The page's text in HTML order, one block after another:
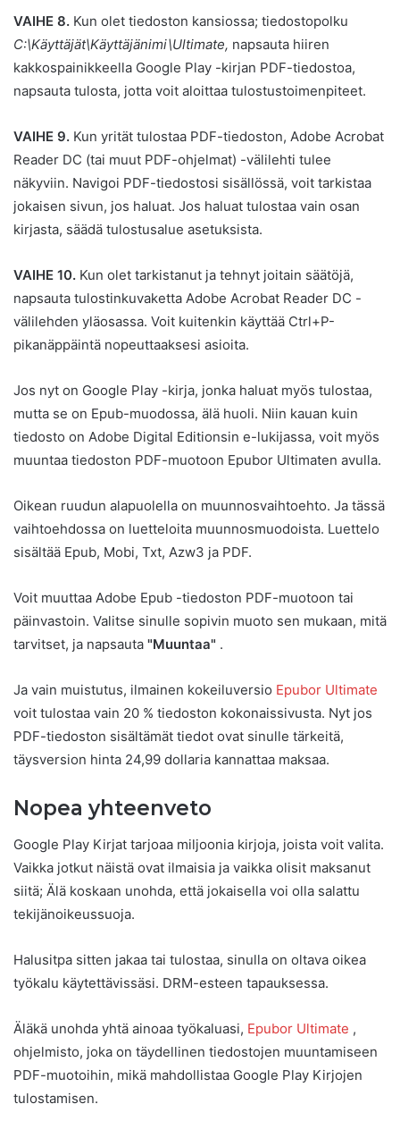
VAIHE 8. Kun olet tiedoston kansiossa; tiedostopolku
C:\Käyttäjät\Käyttäjänimi\Ultimate, napsauta hiiren
kakkospainikkeella Google Play -kirjan PDF-tiedostoa,
napsauta tulosta, jotta voit aloittaa tulostustoimenpiteet.
VAIHE 9. Kun yrität tulostaa PDF-tiedoston, Adobe Acrobat
Reader DC (tai muut PDF-ohjelmat) -välilehti tulee
näkyviin. Navigoi PDF-tiedostosi sisällössä, voit tarkistaa
jokaisen sivun, jos haluat. Jos haluat tulostaa vain osan
kirjasta, säädä tulostusalue asetuksista.
VAIHE 10. Kun olet tarkistanut ja tehnyt joitain säätöjä,
napsauta tulostinkuvaketta Adobe Acrobat Reader DC -
välilehden yläosassa. Voit kuitenkin käyttää Ctrl+P-
pikanäppäintä nopeuttaaksesi asioita.
Jos nyt on Google Play -kirja, jonka haluat myös tulostaa,
mutta se on Epub-muodossa, älä huoli. Niin kauan kuin
tiedosto on Adobe Digital Editionsin e-lukijassa, voit myös
muuntaa tiedoston PDF-muotoon Epubor Ultimaten avulla.
Oikean ruudun alapuolella on muunnosvaihtoehto. Ja tässä
vaihtoehdossa on luetteloita muunnosmuodoista. Luettelo
sisältää Epub, Mobi, Txt, Azw3 ja PDF.
Voit muuttaa Adobe Epub -tiedoston PDF-muotoon tai
päinvastoin. Valitse sinulle sopivin muoto sen mukaan, mitä
tarvitset, ja napsauta "Muuntaa" .
Ja vain muistutus, ilmainen kokeiluversio Epubor Ultimate
voit tulostaa vain 20 % tiedoston kokonaissivusta. Nyt jos
PDF-tiedoston sisältämät tiedot ovat sinulle tärkeitä,
täysversion hinta 24,99 dollaria kannattaa maksaa.
Nopea yhteenveto
Google Play Kirjat tarjoaa miljoonia kirjoja, joista voit valita.
Vaikka jotkut näistä ovat ilmaisia ​​ja vaikka olisit maksanut
siitä; Älä koskaan unohda, että jokaisella voi olla salattu
tekijänoikeussuoja.
Halusitpa sitten jakaa tai tulostaa, sinulla on oltava oikea
työkalu käytettävissäsi. DRM-esteen tapauksessa.
Äläkä unohda yhtä ainoaa työkaluasi, Epubor Ultimate ,
ohjelmisto, joka on täydellinen tiedostojen muuntamiseen
PDF-muotoihin, mikä mahdollistaa Google Play Kirjojen
tulostamisen.